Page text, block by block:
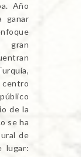
Año
ganar
gran
centro
de la
se ha
de
lugar: